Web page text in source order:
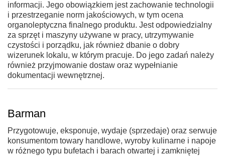
informacji. Jego obowiązkiem jest zachowanie technologii
i przestrzeganie norm jakościowych, w tym ocena
organoleptyczna finalnego produktu. Jest odpowiedzialny
za sprzęt i maszyny używane w pracy, utrzymywanie
czystości i porządku, jak również dbanie o dobry
wizerunek lokalu, w którym pracuje. Do jego zadań należy
również przyjmowanie dostaw oraz wypełnianie
dokumentacji wewnętrznej.
Barman
Przygotowuje, eksponuje, wydaje (sprzedaje) oraz serwuje
konsumentom towary handlowe, wyroby kulinarne i napoje
w różnego typu bufetach i barach otwartej i zamkniętej